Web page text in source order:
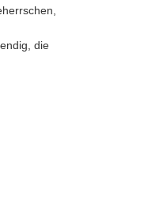
die